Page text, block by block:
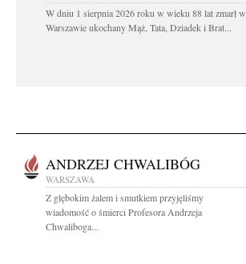
W dniu 1 sierpnia 2026 roku w wieku 88 lat zmarł w
Warszawie ukochany Mąż, Tata, Dziadek i Brat...
ANDRZEJ CHWALIBÓG
WARSZAWA
Z głębokim żalem i smutkiem przyjęliśmy
wiadomość o śmierci Profesora Andrzeja
Chwaliboga...